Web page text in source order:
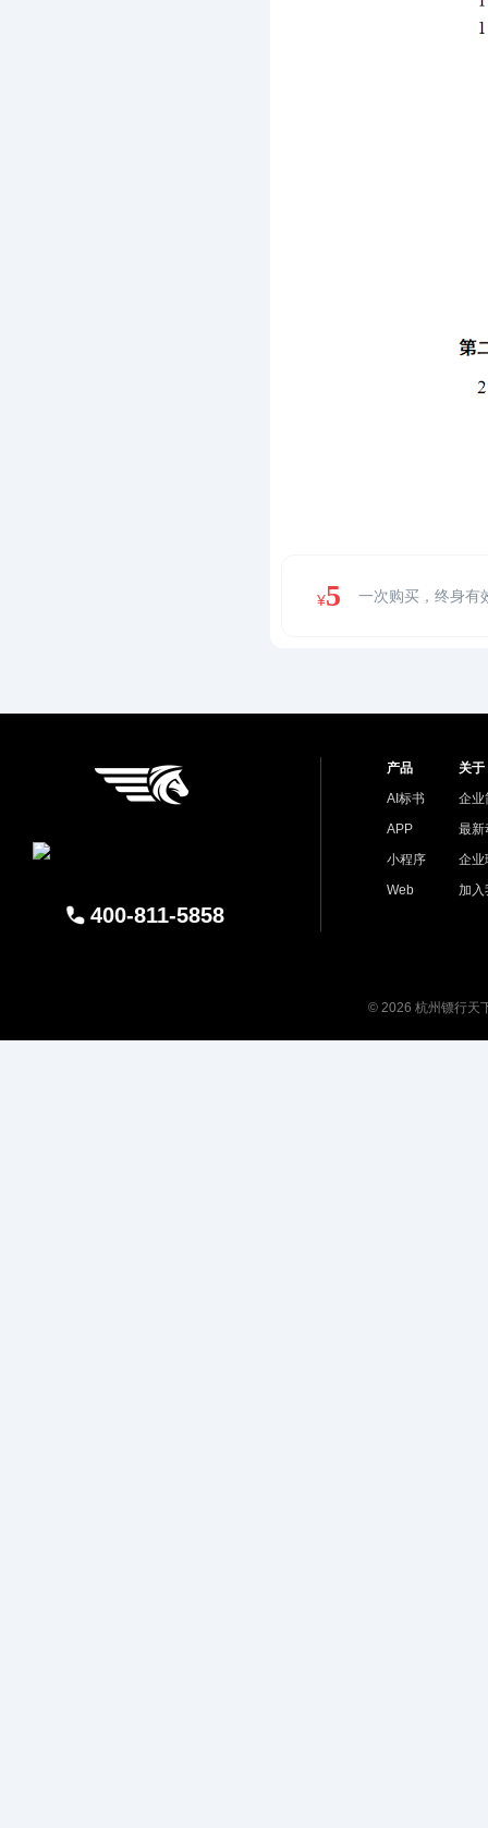
¥5 一次购买，终身有
400-811-5858
产品
AI标书
APP
小程序
Web
关于
企业
最新
企业
加入
© 2026 杭州镖行天